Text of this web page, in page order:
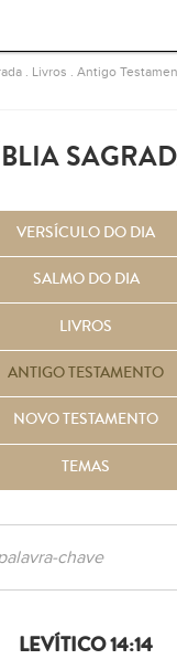
Livros .Antigo
VERSÍCULO DO DIA
SALMO DO DIA
LIVROS
ANTIGO TESTAMENTO
NOVO TESTAMENTO
TEMAS
LEVÍTICO 14:14